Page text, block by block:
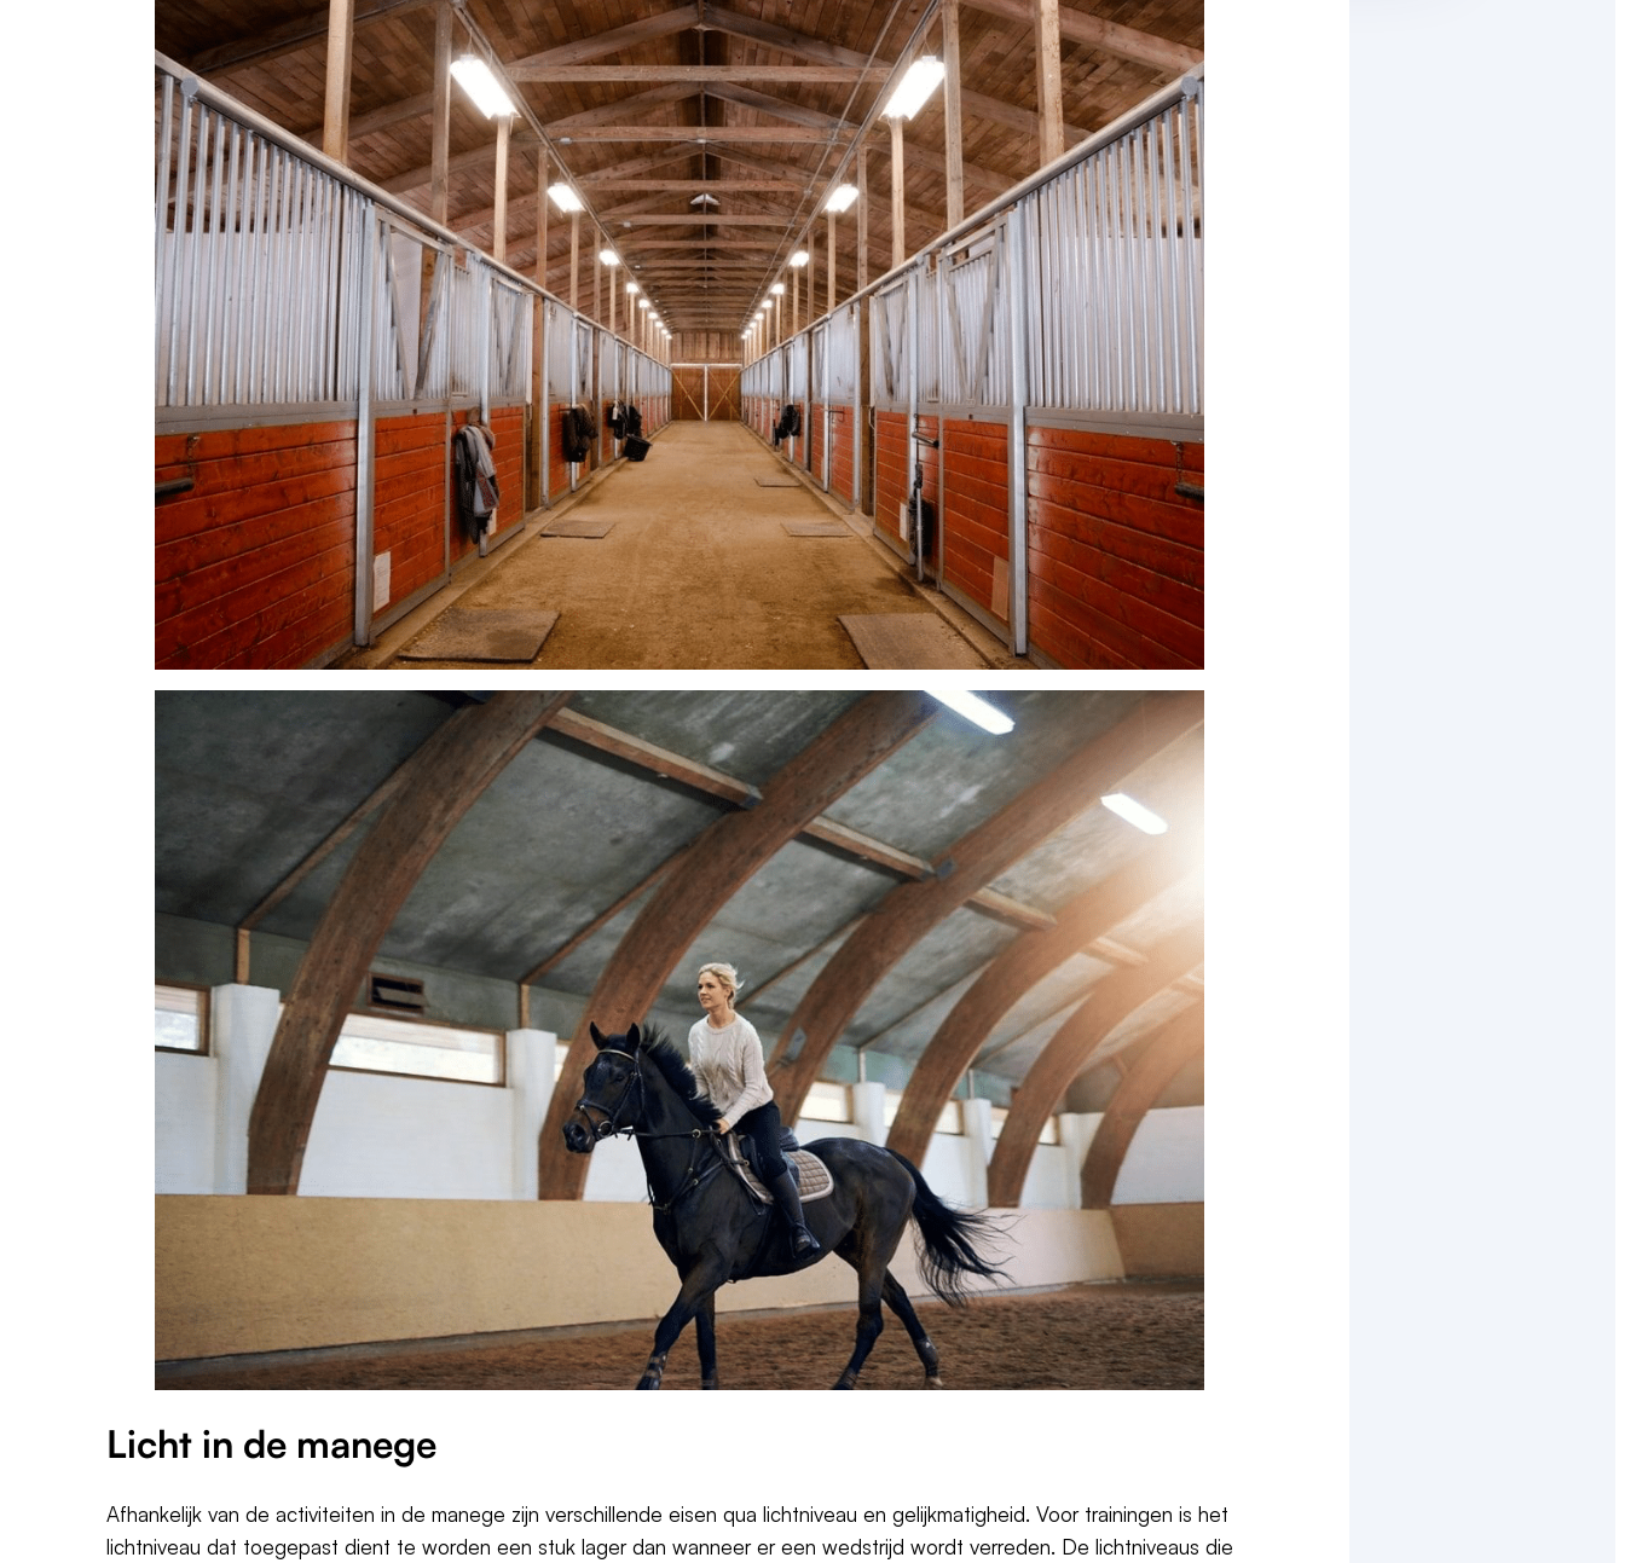
Licht in de manege
Afhankelijk van de activiteiten in de manege zijn verschillende eisen qua lichtniveau en gelijkmatigheid. Voor trainingen is het
lichtniveau dat toegepast dient te worden een stuk lager dan wanneer er een wedstrijd wordt verreden. De lichtniveaus die